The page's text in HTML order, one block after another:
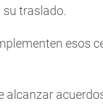
su traslado.
esos
alcanzar